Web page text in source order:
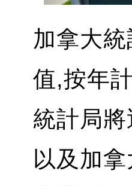
加拿大
值,按年
統計局
以及加